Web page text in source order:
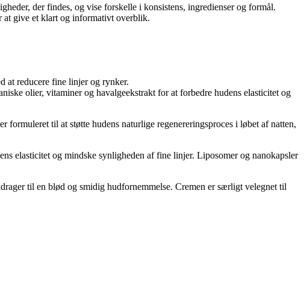
der findes, og vise forskelle i konsistens, ingredienser og formål.
at give et klart og informativt overblik.
at reducere fine linjer og rynker.
olier, vitaminer og havalgeekstrakt for at forbedre hudens elasticitet og
til at støtte hudens naturlige regenereringsproces i løbet af natten,
elasticitet og mindske synligheden af fine linjer. Liposomer og nanokapsler
til en blød og smidig hudfornemmelse. Cremen er særligt velegnet til